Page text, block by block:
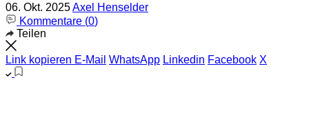
06. Okt. 2025Axel Henselder
Kommentare (0)
Teilen
Link kopieren E-Mail WhatsApp Linkedin Facebook X